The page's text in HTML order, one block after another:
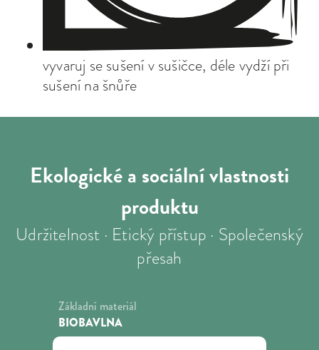
vyvaruj se sušení v sušičce, déle vydží při
sušení na šnůře
Ekologické a sociálnívlastnosti
produktu
Udržitelnost · Etický přístup · Společenský
přesah
Základní materiál
BIOBAVLNA